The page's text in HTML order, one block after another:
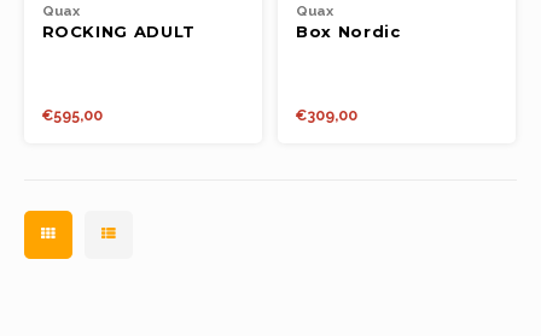
Quax
ROCKING ADULT
€595,00
Quax
Box Nordic
€309,00